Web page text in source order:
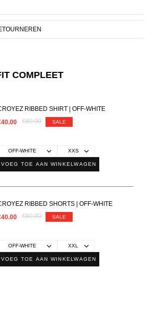
COMPLEET
RIBBED SHIRT | OFF-WHITE
€80.00 SALE
VOEG TOE AAN WINKELWAGEN
RIBBED SHORTS | OFF-WHITE
€80.00 SALE
VOEG TOE AAN WINKELWAGEN